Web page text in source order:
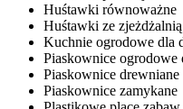
Huśtawki równoważne
Huśtawki ze zjeżdżalnią
Kuchnie ogrodowe dla
Piaskownice ogrodowe
Piaskownice drewniane
Piaskownice zamykane